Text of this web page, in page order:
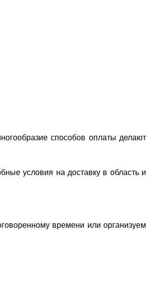
способов оплаты делают
условия на доставку в область и
времени или организуем